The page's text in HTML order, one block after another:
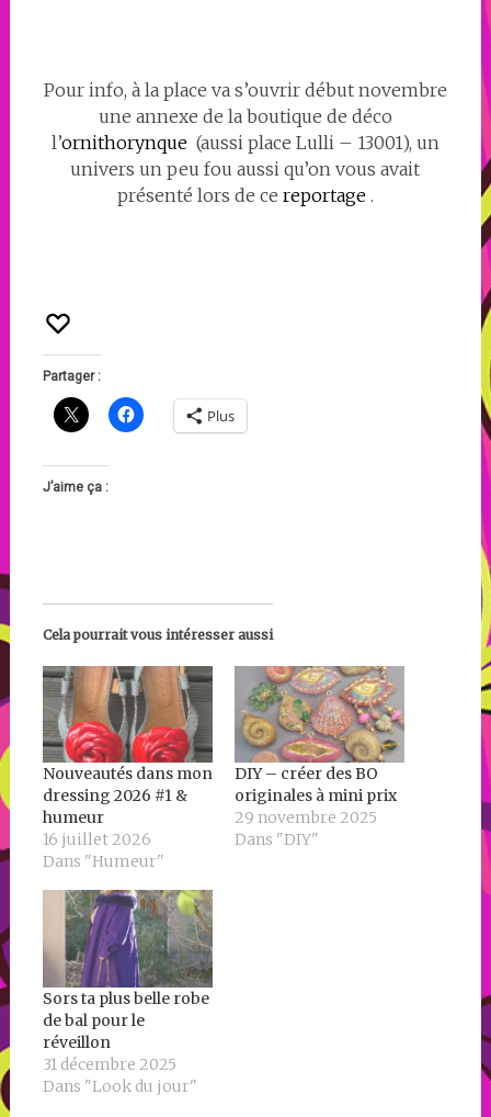
Pour info, à la place va s’ouvrir début novembre
une annexe de la boutique de déco
l’ornithorynque(aussi place Lulli – 13001), un
univers un peu fou aussi qu’on vous avait
présenté lors de ce reportage .
Partager :
Plus
J’aime ça :
Cela pourrait vous intéresser aussi
Nouveautés dans mon
dressing 2026 #1 &
humeur
16 juillet 2026
Dans "Humeur"
DIY – créer des BO
originales à mini prix
29 novembre 2025
Dans "DIY"
Sors ta plus belle robe
de bal pour le
réveillon
31 décembre 2025
Dans "Look du jour"